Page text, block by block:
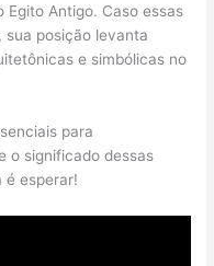
Egito Antigo. Caso essas
sua posição levanta
e simbólicas no
para
o significado dessas
é esperar!